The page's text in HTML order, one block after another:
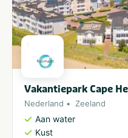
Vakantiepark Cape
Nederland Zeeland
Aan water
Kust